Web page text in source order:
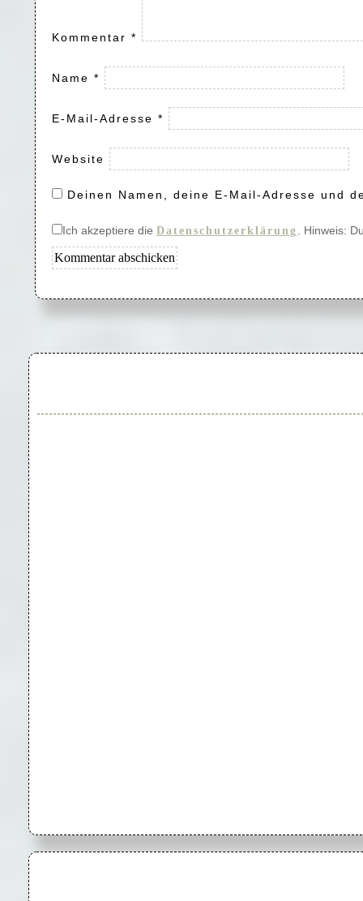
Kommentar *
Name *
E-Mail-Adresse *
Website
Deinen Namen, deine E-Mail-Adresse und
Ich akzeptiere die Datenschutzerklärung . Hinweis: